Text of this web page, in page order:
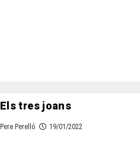
Els tres joans
Pere Perelló 19/01/2022